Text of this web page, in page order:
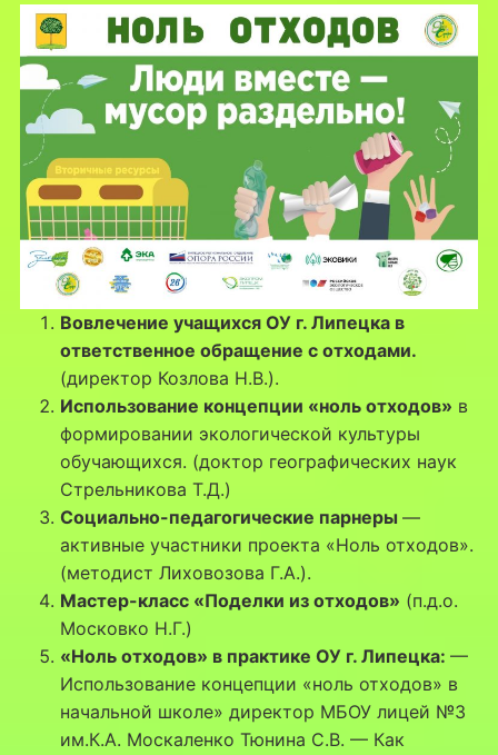
Вовлечение учащихся ОУ г. Липецка в
ответственное обращение с отходами.
(директор Козлова Н.В.).
Использование концепции «ноль отходов» в
формировании экологической культуры
обучающихся. (доктор географических наук
Стрельникова Т.Д.)
Социально-педагогические парнеры —
активные участники проекта «Ноль отходов».
(методист Лиховозова Г.А.).
Мастер-класс «Поделки из отходов» (п.д.о.
Московко Н.Г.)
«Ноль отходов» в практике ОУ г. Липецка: —
Использование концепции «ноль отходов» в
начальной школе» директор МБОУ лицей №3
им.К.А. Москаленко Тюнина С.В. — Как